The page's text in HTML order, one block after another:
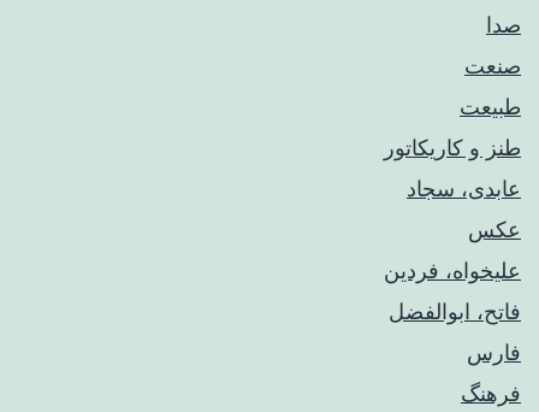
صدا
صنعت
طبیعت
طنز و کاریکاتور
عابدی، سجاد
عکس
علیخواه، فردین
فاتح، ابوالفضل
فارس
فرهنگ